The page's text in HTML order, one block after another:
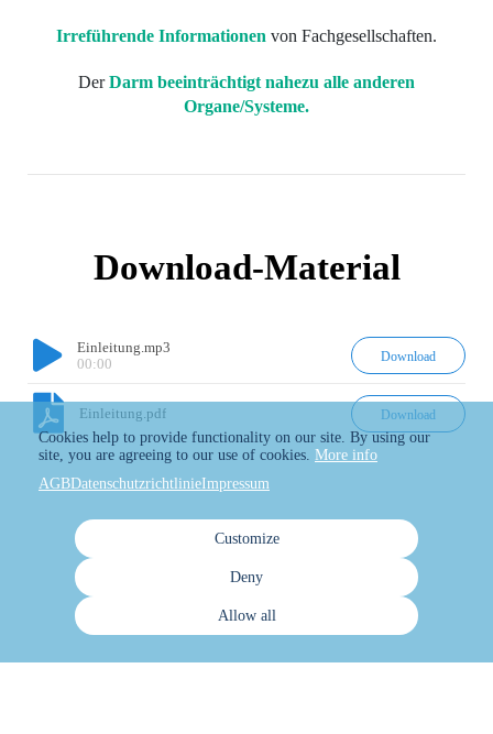
Irreführende Informationen von Fachgesellschaften.
DerDarm beeinträchtigt nahezu alle anderen
Organe/Systeme.
Download-Material
Einleitung.mp3
00:00
Download
Einleitung.pdf Download
Cookies help to provide functionality on our site. By using our
site, you are agreeing to our use of cookies. More info
AGBDatenschutzrichtlinieImpressum
Customize
Deny
Allow all